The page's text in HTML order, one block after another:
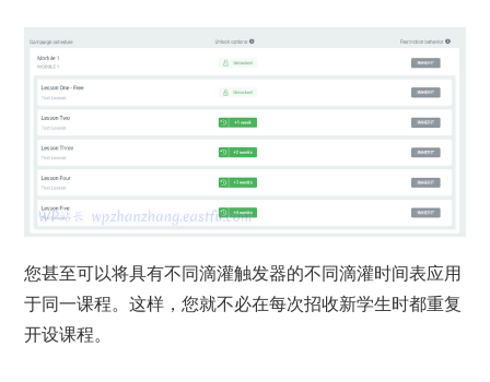
您甚至可以将具有不同滴灌触发器的不同滴灌时间表应用
于同一课程。这样，您就不必在每次招收新学生时都重复
开设课程。